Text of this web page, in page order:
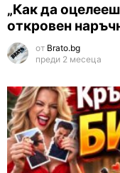
„Как да
откровен
от Brato.bg
преди 2 месеца